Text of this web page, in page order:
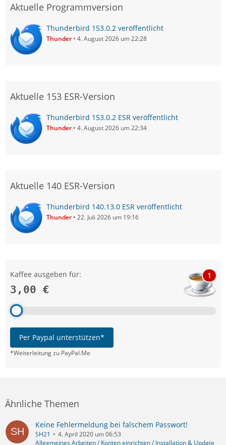
Aktuelle Programmversion
Thunderbird 153.0.2 veröffentlicht
Thunder 4. August 2026 um 22:28
Aktuelle 153 ESR-Version
Thunderbird 153.0.2 ESR veröffentlicht
Thunder 4. August 2026 um 22:34
Aktuelle 140 ESR-Version
Thunderbird 140.13.0 ESR veröffentlicht
Thunder 22. Juli 2026 um 19:16
Kaffee ausgeben für:
3,00 €
1
Per Paypal unterstützen*
*Weiterleitung zu PayPal.Me
Ähnliche Themen
Keine Fehlermeldung bei falschem Passwort!
SH21
4. April 2020 um 06:53
Allgemeines Arbeiten / Konten einrichten / Installation & Update